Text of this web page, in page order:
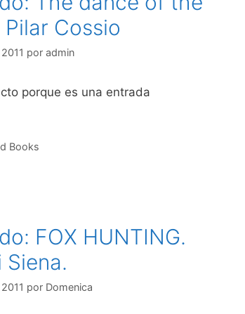
Cossio
por admin
porque es una entrada
Books
FOX HUNTING.
Siena.
por Domenica